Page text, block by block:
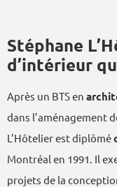
Stéphane
d’intérieur
Après un BTS en
dans l’aménagement
L’Hôtelier est diplômé
Montréal en 1991. Il
projets de la